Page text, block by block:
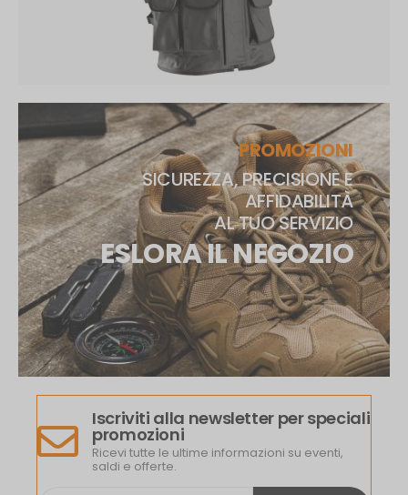
PROMOZIONI
SICUREZZA, PRECISIONE E
AFFIDABILITÀ
AL TUO SERVIZIO
ESLORA IL NEGOZIO
Iscriviti alla newsletter per speciali
promozioni
Ricevi tutte le ultime informazioni su eventi,
saldi e offerte.